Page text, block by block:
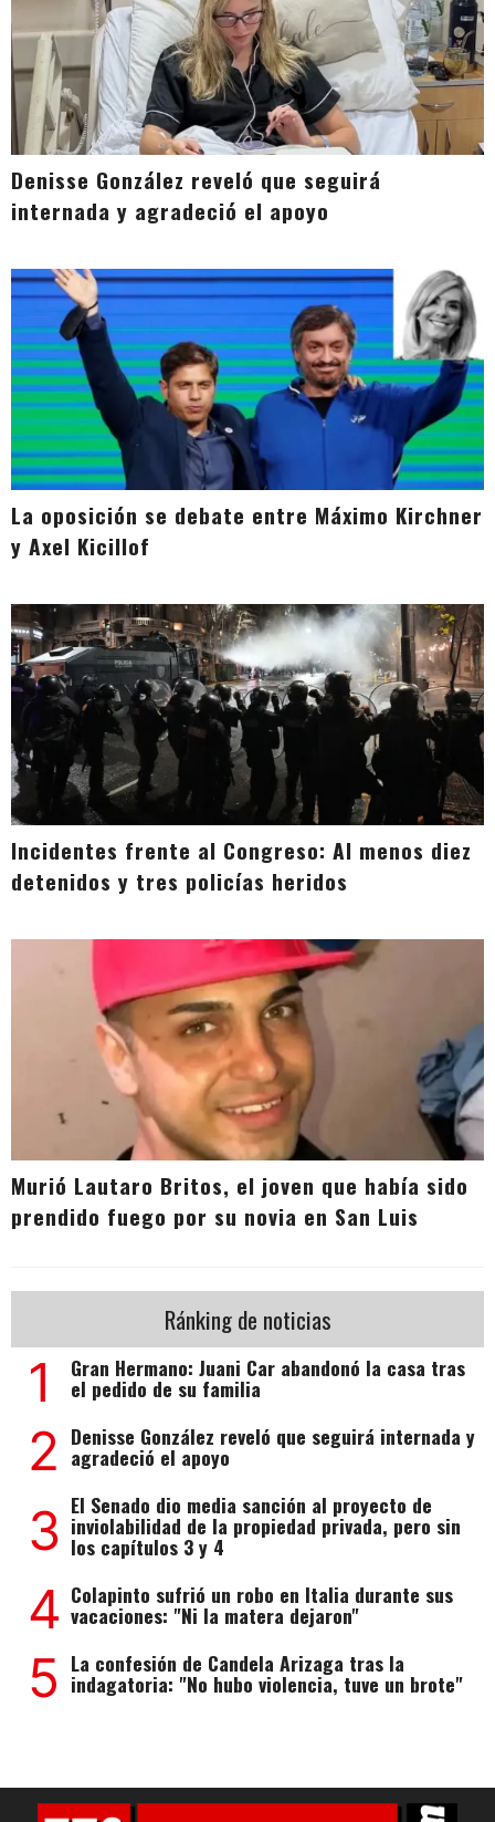
Denisse González reveló que seguirá
internada y agradeció el apoyo
La oposición se debate entre Máximo Kirchner
y Axel Kicillof
Incidentes frente al Congreso: Al menos diez
detenidos y tres policías heridos
Murió Lautaro Britos, el joven que había sido
prendido fuego por su novia en San Luis
Ránking de noticias
1 Gran Hermano: Juani Car abandonó la casa tras
el pedido de su familia
2 Denisse González reveló que seguirá internada y
agradeció el apoyo
3 El Senado dio media sanción al proyecto de
inviolabilidad de la propiedad privada, pero sin
los capítulos 3 y 4
4 Colapinto sufrió un robo en Italia durante sus
vacaciones: "Ni la matera dejaron"
5 La confesión de Candela Arizaga tras la
indagatoria: "No hubo violencia, tuve un brote"